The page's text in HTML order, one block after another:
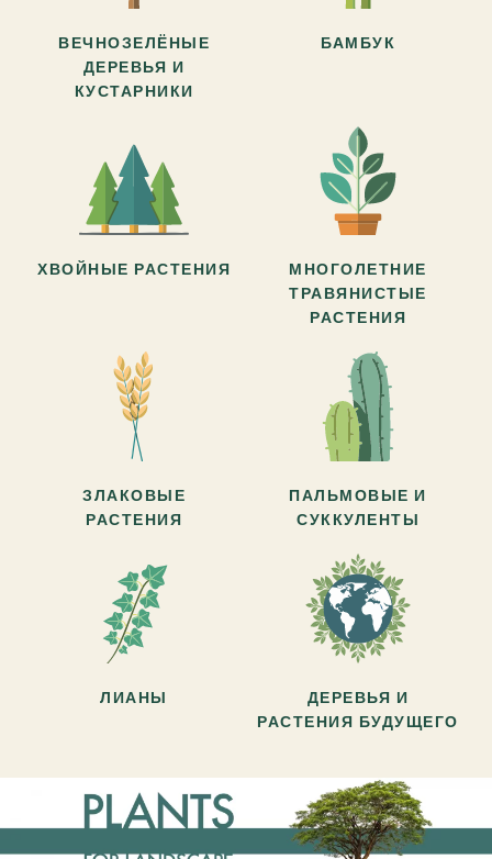
ВЕЧНОЗЕЛЁНЫЕ
ДЕРЕВЬЯ И
КУСТАРНИКИ
БАМБУК
ХВОЙНЫЕ РАСТЕНИЯ
МНОГОЛЕТНИЕ
ТРАВЯНИСТЫЕ
РАСТЕНИЯ
ЗЛАКОВЫЕ
РАСТЕНИЯ
ПАЛЬМОВЫЕ И
СУККУЛЕНТЫ
ЛИАНЫ
ДЕРЕВЬЯ И
РАСТЕНИЯ БУДУЩЕГО